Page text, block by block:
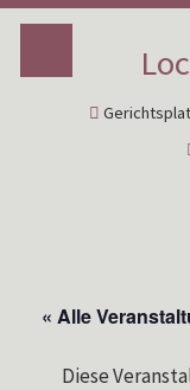
« Alle
Diese